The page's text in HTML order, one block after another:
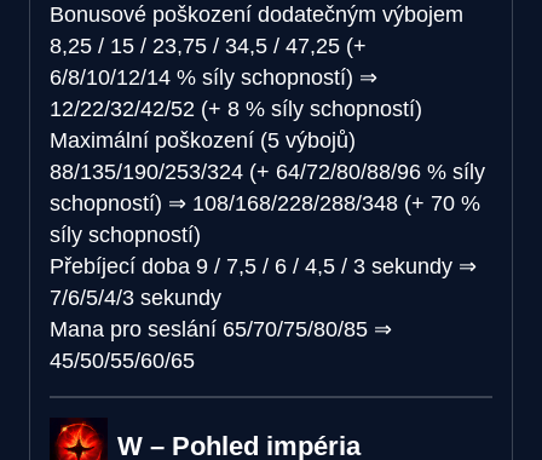
Bonusové poškození dodatečným výbojem
8,25 / 15 / 23,75 / 34,5 / 47,25 (+
6/8/10/12/14 % síly schopností) ⇒
12/22/32/42/52 (+ 8 % síly schopností)
Maximální poškození (5 výbojů)
88/135/190/253/324 (+ 64/72/80/88/96 % síly
schopností) ⇒ 108/168/228/288/348 (+ 70 %
síly schopností)
Přebíjecí doba 9 / 7,5 / 6 / 4,5 / 3 sekundy ⇒
7/6/5/4/3 sekundy
Mana pro seslání 65/70/75/80/85 ⇒
45/50/55/60/65
W – Pohled impéria